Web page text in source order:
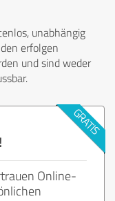
unabhängig
erfolgen
und sind weder
Online-